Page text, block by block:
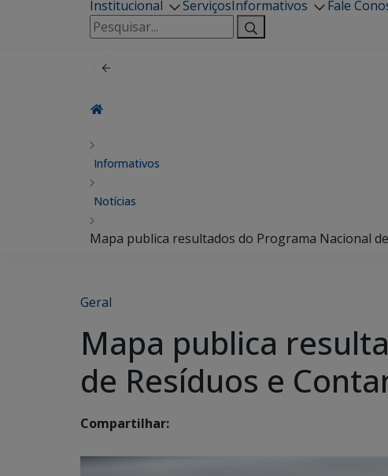
Institucional ServiçosInformativos
Fale
Pesquisar
por:
Informativos
Notícias
Mapa publica resultados do Programa Nacional
Geral
Mapa publica
de Resíduos e
Compartilhar: